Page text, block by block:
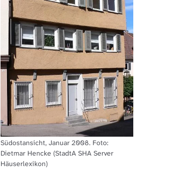
Südostansicht, Januar 2008. Foto:
Dietmar Hencke (StadtA SHA Server
Häuserlexikon)